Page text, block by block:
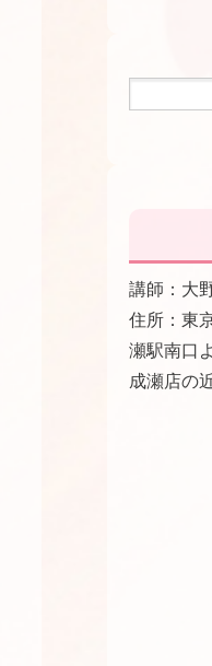
講師：大
住所：東
瀬駅南口
成瀬店の